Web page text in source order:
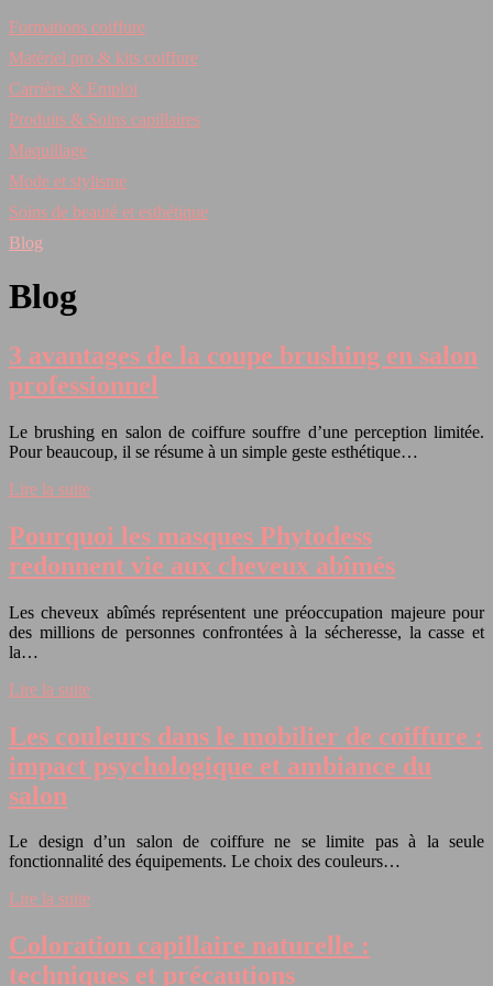
Formations coiffure
Matériel pro & kits coiffure
Carrière & Emploi
Produits & Soins capillaires
Maquillage
Mode et stylisme
Soins de beauté et esthétique
Blog
Blog
3 avantages de la coupe brushing en salon
professionnel
Le brushing en salon de coiffure souffre d’une perception limitée.
Pour beaucoup, il se résume à un simple geste esthétique…
Lire la suite
Pourquoi les masques Phytodess
redonnent vie aux cheveux abîmés
Les cheveux abîmés représentent une préoccupation majeure pour
des millions de personnes confrontées à la sécheresse, la casse et
la…
Lire la suite
Les couleurs dans le mobilier de coiffure :
impact psychologique et ambiance du
salon
Le design d’un salon de coiffure ne se limite pas à la seule
fonctionnalité des équipements. Le choix des couleurs…
Lire la suite
Coloration capillaire naturelle :
techniques et précautions